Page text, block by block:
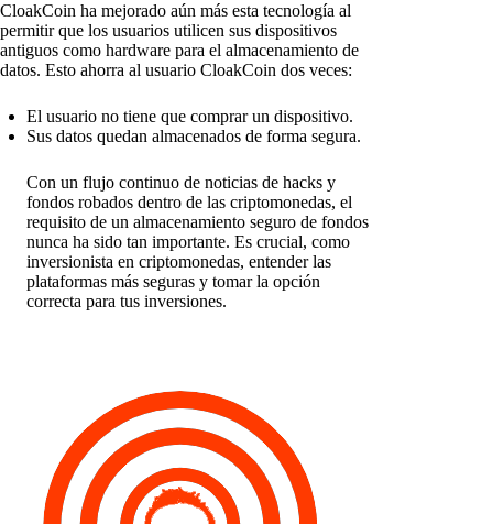
CloakCoin ha mejorado aún más esta tecnología al
permitir que los usuarios utilicen sus dispositivos
antiguos como hardware para el almacenamiento de
datos. Esto ahorra al usuario CloakCoin dos veces:
El usuario no tiene que comprar un dispositivo.
Sus datos quedan almacenados de forma segura.
Con un flujo continuo de noticias de hacks y
fondos robados dentro de las criptomonedas, el
requisito de un almacenamiento seguro de fondos
nunca ha sido tan importante. Es crucial, como
inversionista en criptomonedas, entender las
plataformas más seguras y tomar la opción
correcta para tus inversiones.